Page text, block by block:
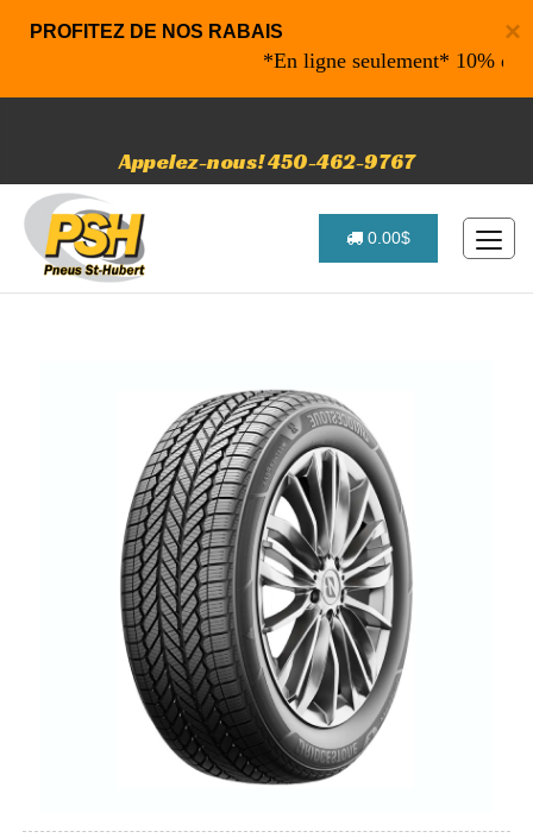
×
PROFITEZ DE NOS RABAIS
*En ligne seulement* 10% de
Appelez-nous! 450-462-9767
0.00$